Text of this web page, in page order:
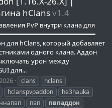
hClansv1.4
PvP внутри клана для
для hClans, который добавляет
одного клана. Аддон
урон между
для...
clans
hclans
hclanspvpaddon
he3hauka
пвп
пвпаддон